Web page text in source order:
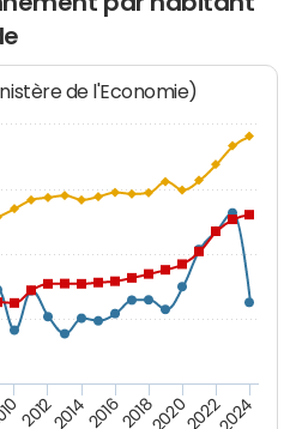
de l'Economie)
2012201420162018202020222024